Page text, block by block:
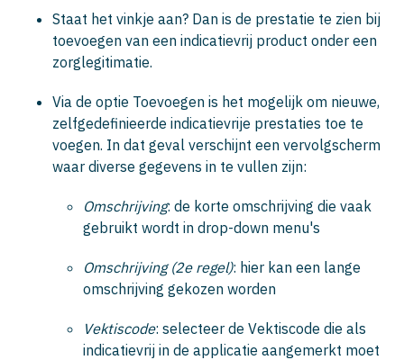
Staat het vinkje aan? Dan is de prestatie te zien bij
toevoegen van een indicatievrij product onder een
zorglegitimatie.
Via de optie Toevoegen is het mogelijk om nieuwe,
zelfgedefinieerde indicatievrije prestaties toe te
voegen. In dat geval verschijnt een vervolgscherm
waar diverse gegevens in te vullen zijn:
Omschrijving: de korte omschrijving die vaak
gebruikt wordt in drop-down menu's
Omschrijving (2e regel): hier kan een lange
omschrijving gekozen worden
Vektiscode: selecteer de Vektiscode die als
indicatievrij in de applicatie aangemerkt moet